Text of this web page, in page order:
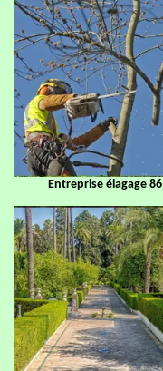
Entreprise élagage 86